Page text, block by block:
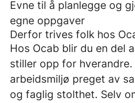
Evne til å planlegge og
egne oppgaver
Derfor trives folk hos
Hos Ocab blir du en del
stiller opp for hverandre.
arbeidsmiljø preget av
og faglig stolthet. Selv